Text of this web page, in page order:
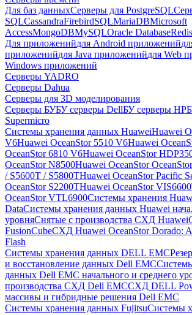
Для баз данныхСерверы для PostgreSQL
SQLCassandraFirebirdSQLMariaDBMicrosoft
AccessMongoDBMySQLOracle DatabaseRedis
Для приложенийдля Android приложений
приложенийдля Java приложенийдля Web
Windows приложений
Серверы YADRO
Серверы Dahua
Серверы для 3D моделирования
Серверы БУБУ серверы DellБУ серверы HP
Supermicro
Системы хранения данных HuaweiHuawei
V6Huawei OceanStor 5510 V6Huawei
OceanStor 6810 V6Huawei OceanStor
OceanStor N8500Huawei OceanStor
/ S5600T / S5800THuawei OceanStor Pacific
OceanStor S2200THuawei OceanStor
OceanStor VTL6900Системы хранения
DataСистемы хранения данных Huawei
уровняСнятые с производства СХД Huawei
FusionCubeСХД Huawei OceanStor Dorado:
Flash
Системы хранения данных DELL EMC
и восстановление данных Dell EMC
данных Dell EMC начального и среднего
производства СХД Dell EMCСХД DELL
массивы и гибридные решения Dell EMC
Системы хранения данных FujitsuСистемы